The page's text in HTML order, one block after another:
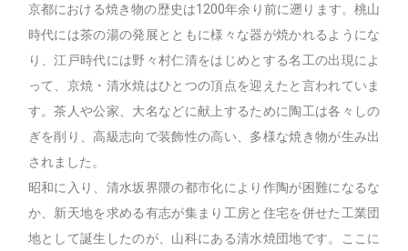
京都における焼き物の歴史は1200年余り前に遡ります。桃山
時代には茶の湯の発展とともに様々な器が焼かれるようにな
り、江戸時代には野々村仁清をはじめとする名工の出現によ
って、京焼・清水焼はひとつの頂点を迎えたと言われていま
す。茶人や公家、大名などに献上するために陶工は各々しの
ぎを削り、高級志向で装飾性の高い、多様な焼き物が生み出
されました。
昭和に入り、清水坂界隈の都市化により作陶が困難になるな
か、新天地を求める有志が集まり工房と住宅を併せた工業団
地として誕生したのが、山科にある清水焼団地です。ここに